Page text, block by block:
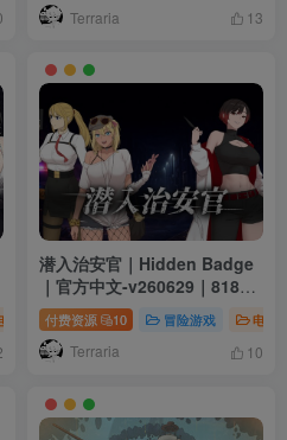
Terraria 13
脑游戏 角色扮演
潜入治安官｜Hidden Badge
｜官方中文-v260629｜818M
｜免安装
付费资源 10 冒险游戏 电脑
Terraria 10